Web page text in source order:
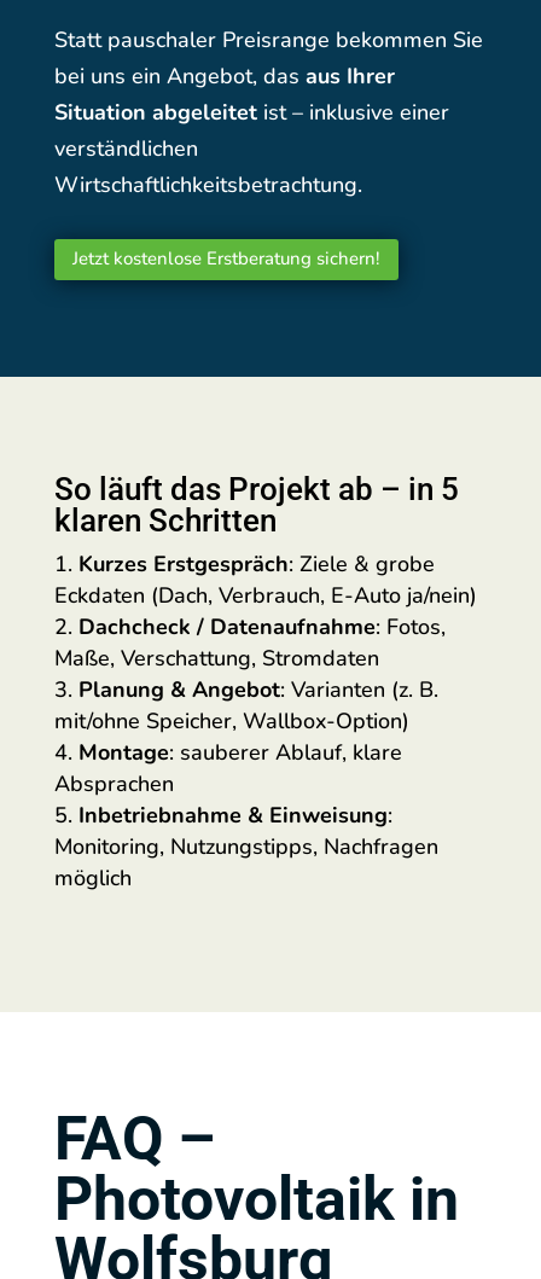
Statt pauschaler Preisrange bekommen Sie
bei uns ein Angebot, das aus Ihrer
Situation abgeleitetist – inklusive einer
verständlichen
Wirtschaftlichkeitsbetrachtung.
Jetzt kostenlose Erstberatung sichern!
So läuft das Projekt ab – in 5
klaren Schritten
Kurzes Erstgespräch: Ziele & grobe
Eckdaten (Dach, Verbrauch, E-Auto ja/nein)
Dachcheck / Datenaufnahme: Fotos,
Maße, Verschattung, Stromdaten
Planung & Angebot: Varianten (z. B.
mit/ohne Speicher, Wallbox-Option)
Montage: sauberer Ablauf, klare
Absprachen
Inbetriebnahme & Einweisung:
Monitoring, Nutzungstipps, Nachfragen
möglich
FAQ –
Photovoltaik in
Wolfsburg